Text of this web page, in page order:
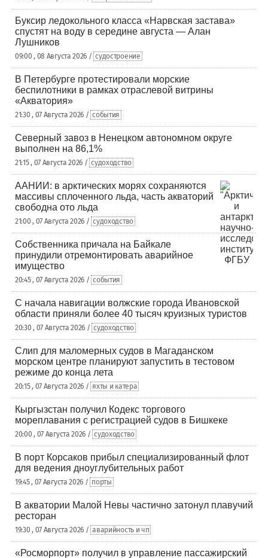
Буксир ледокольного класса «Нарвская застава»
спустят на воду в середине августа — Алан
Лушников
09:00 , 08 Августа 2026 / судостроение
В Петербурге протестировали морские
беспилотники в рамках отраслевой витрины
«Акватория»
21:30 , 07 Августа 2026 / события
Северный завоз в Ненецком автономном округе
выполнен на 86,1%
21:15 , 07 Августа 2026 / судоходство
ААНИИ: в арктических морях сохраняются
массивы сплоченного льда, часть акваторий
свободна ото льда
21:00 , 07 Августа 2026 / судоходство
Собственника причала на Байкале
принудили отремонтировать аварийное
имущество
20:45 , 07 Августа 2026 / события
С начала навигации волжские города Ивановской
области приняли более 40 тысяч круизных туристов
20:30 , 07 Августа 2026 / судоходство
Слип для маломерных судов в Магаданском
морском центре планируют запустить в тестовом
режиме до конца лета
20:15 , 07 Августа 2026 / яхты и катера
Кыргызстан получил Кодекс торгового
мореплавания с регистрацией судов в Бишкеке
20:00 , 07 Августа 2026 / судоходство
В порт Корсаков прибыл специализированный флот
для ведения дноуглубительных работ
19:45 , 07 Августа 2026 / порты
В акватории Малой Невы частично затонул плавучий
ресторан
19:30 , 07 Августа 2026 / аварийность и чп
«Росморпорт» получил в управление пассажирский